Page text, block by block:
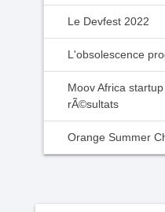
Le Devfest 2022
L'obsolescence
Moov Africa
rÃ©sultats
Orange Summer